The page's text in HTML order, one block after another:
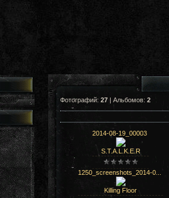
Фотографий: 27 | Альбомов: 2
2014-08-19_00003
S.T.A.L.K.E.R
1250_screenshots_2014-0...
Killing Floor